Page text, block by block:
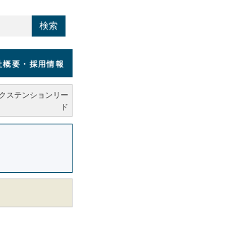
検索
概要 ・採用情報
ステンションリー
ド